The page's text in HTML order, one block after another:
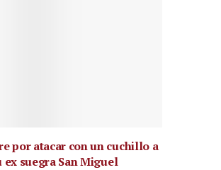
por atacar con un cuchillo a
ex suegra San Miguel